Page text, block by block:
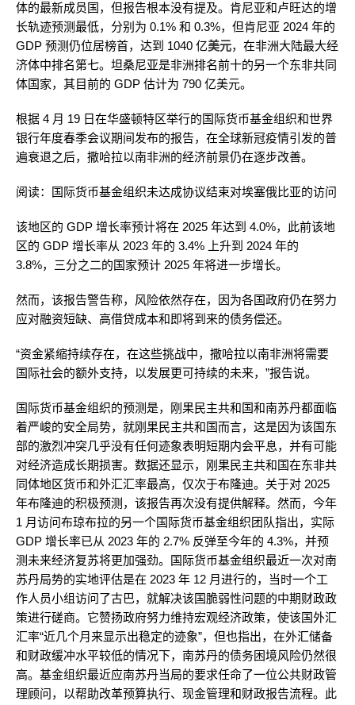
体的最新成员国，但报告根本没有提及。肯尼亚和卢旺达的增
长轨迹预测最低，分别为 0.1% 和 0.3%，但肯尼亚 2024 年的
GDP 预测仍位居榜首，达到 1040 亿美元，在非洲大陆最大经
济体中排名第七。坦桑尼亚是非洲排名前十的另一个东非共同
体国家，其目前的 GDP 估计为 790 亿美元。
根据 4 月 19 日在华盛顿特区举行的国际货币基金组织和世界
银行年度春季会议期间发布的报告，在全球新冠疫情引发的普
遍衰退之后，撒哈拉以南非洲的经济前景仍在逐步改善。
阅读：国际货币基金组织未达成协议结束对埃塞俄比亚的访问
该地区的 GDP 增长率预计将在 2025 年达到 4.0%，此前该地
区的 GDP 增长率从 2023 年的 3.4% 上升到 2024 年的
3.8%，三分之二的国家预计 2025 年将进一步增长。
然而，该报告警告称，风险依然存在，因为各国政府仍在努力
应对融资短缺、高借贷成本和即将到来的债务偿还。
“资金紧缩持续存在，在这些挑战中，撒哈拉以南非洲将需要
国际社会的额外支持，以发展更可持续的未来，”报告说。
国际货币基金组织的预测是，刚果民主共和国和南苏丹都面临
着严峻的安全局势，就刚果民主共和国而言，这是因为该国东
部的激烈冲突几乎没有任何迹象表明短期内会平息，并有可能
对经济造成长期损害。数据还显示，刚果民主共和国在东非共
同体地区货币和外汇汇率最高，仅次于布隆迪。关于对 2025
年布隆迪的积极预测，该报告再次没有提供解释。然而，今年
1 月访问布琼布拉的另一个国际货币基金组织团队指出，实际
GDP 增长率已从 2023 年的 2.7% 反弹至今年的 4.3%，并预
测未来经济复苏将更加强劲。国际货币基金组织最近一次对南
苏丹局势的实地评估是在 2023 年 12 月进行的，当时一个工
作人员小组访问了古巴，就解决该国脆弱性问题的中期财政政
策进行磋商。它赞扬政府努力维持宏观经济政策，使该国外汇
汇率“近几个月来显示出稳定的迹象”，但也指出，在外汇储备
和财政缓冲水平较低的情况下，南苏丹的债务困境风险仍然很
高。基金组织最近应南苏丹当局的要求任命了一位公共财政管
理顾问，以帮助改革预算执行、现金管理和财政报告流程。此